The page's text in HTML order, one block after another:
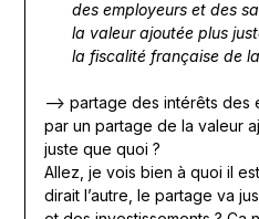
des employeurs et des
la valeur ajoutée plus
la fiscalité française de
—> partage des intérêts des
par un partage de la valeur
juste que quoi ?
Allez, je vois bien à quoi il
dirait l’autre, le partage va